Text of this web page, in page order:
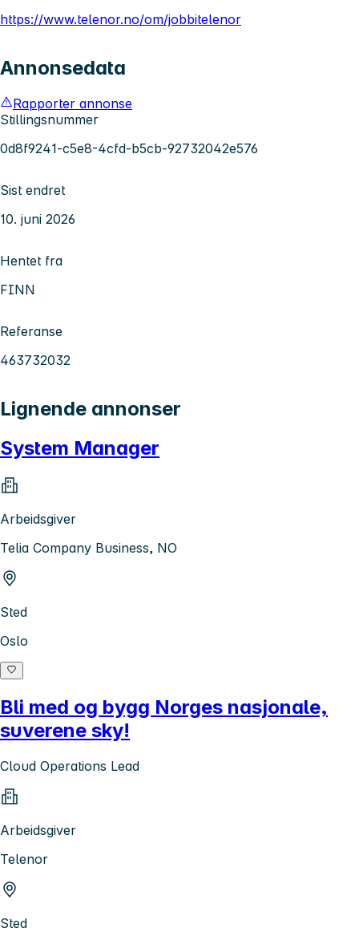
https://www.telenor.no/om/jobbitelenor
Annonsedata
Rapporter annonse
Stillingsnummer
0d8f9241-c5e8-4cfd-b5cb-92732042e576
Sist endret
10. juni 2026
Hentet fra
FINN
Referanse
463732032
Lignende annonser
System Manager
Arbeidsgiver
Telia Company Business, NO
Sted
Oslo
Bli med og bygg Norges nasjonale,
suverene sky!
Cloud Operations Lead
Arbeidsgiver
Telenor
Sted